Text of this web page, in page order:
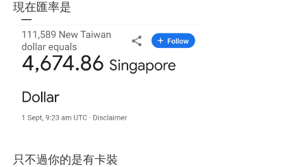
現在匯率是
只不過你的是有卡裝